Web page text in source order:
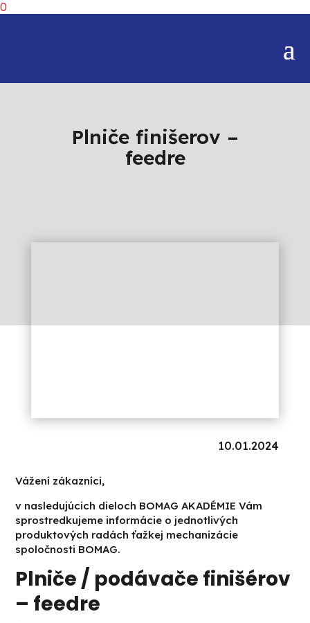
0
Plniče finišerov –
feedre
10.01.2024
Vážení zákazníci,
v nasledujúcich dieloch BOMAG AKADÉMIE Vám
sprostredkujeme informácie o jednotlivých
produktových radách ťažkej mechanizácie
spoločnosti BOMAG.
Plniče / podávače finišérov
– feedre